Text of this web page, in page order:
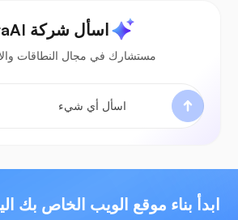
اسأل شركة UltaAI
مستشارك في مجال النطاقات
ابدأ بناء موقع الويب الخاص بك